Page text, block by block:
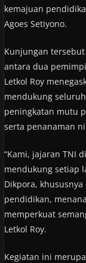
kemajuan
Agoes Setiyono.
Kunjungan
antara dua
Letkol Roy
mendukung
peningkatan mutu
serta penanaman
“Kami, jajaran TNI
mendukung setiap
Dikpora,
pendidikan,
memperkuat
Letkol Roy.
Kegiatan ini